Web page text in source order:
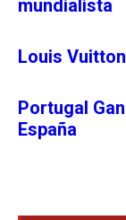
mundialista
Louis
Portugal
España